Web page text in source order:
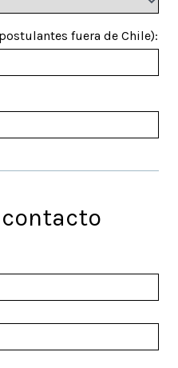
fuera de Chile):